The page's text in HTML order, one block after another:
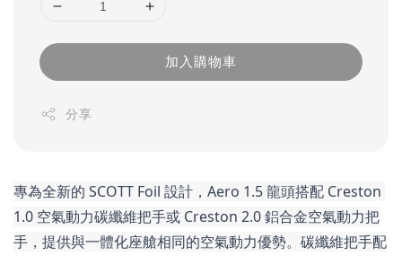
加入購物車
分享
專為全新的 SCOTT Foil 設計，Aero 1.5 龍頭搭配 Creston
1.0 空氣動力碳纖維把手或 Creston 2.0 鋁合金空氣動力把
手，提供與一體化座艙相同的空氣動力優勢。碳纖維把手配